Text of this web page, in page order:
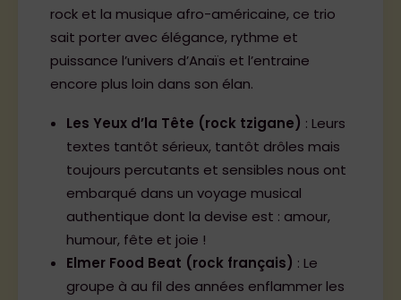
rock et la musique afro-américaine, ce trio
sait porter avec élégance, rythme et
puissance l’univers d’Anaïs et l’entraine
encore plus loin dans son élan.
Les Yeux d’la Tête (rock tzigane) : Leurs
textes tantôt sérieux, tantôt drôles mais
toujours percutants et sensibles nous ont
embarqué dans un voyage musical
authentique dont la devise est : amour,
humour, fête et joie !
Elmer Food Beat (rock français) : Le
groupe à au fil des années enflammer les